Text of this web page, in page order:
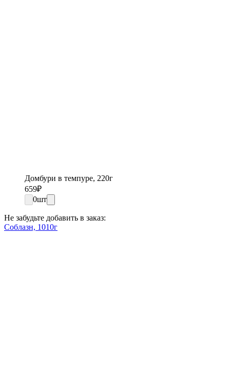
Домбури в темпуре, 220г
659₽
0шт
Не забудьте добавить в заказ:
Соблазн, 1010г